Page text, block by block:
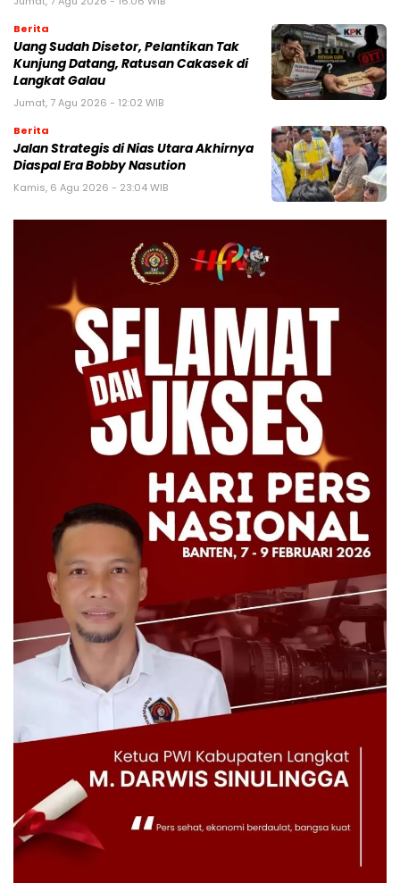
Berita
Uang Sudah Disetor, Pelantikan Tak
Kunjung Datang, Ratusan Cakasek di
Langkat Galau
Jumat, 7 Agu 2026 - 12:02 WIB
Berita
Jalan Strategis di Nias Utara Akhirnya
Diaspal Era Bobby Nasution
Kamis, 6 Agu 2026 - 23:04 WIB